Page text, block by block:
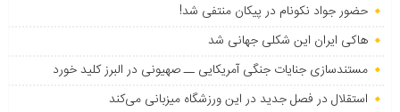
حضور جواد نکونام در پیکان منتفی شد!
هاکی ایران این شکلی جهانی شد
مستندسازی جنایات جنگی آمریکایی ــ صهیونی در البرز کلید خورد
استقلال در فصل جدید در این ورزشگاه میزبانی می‌کند